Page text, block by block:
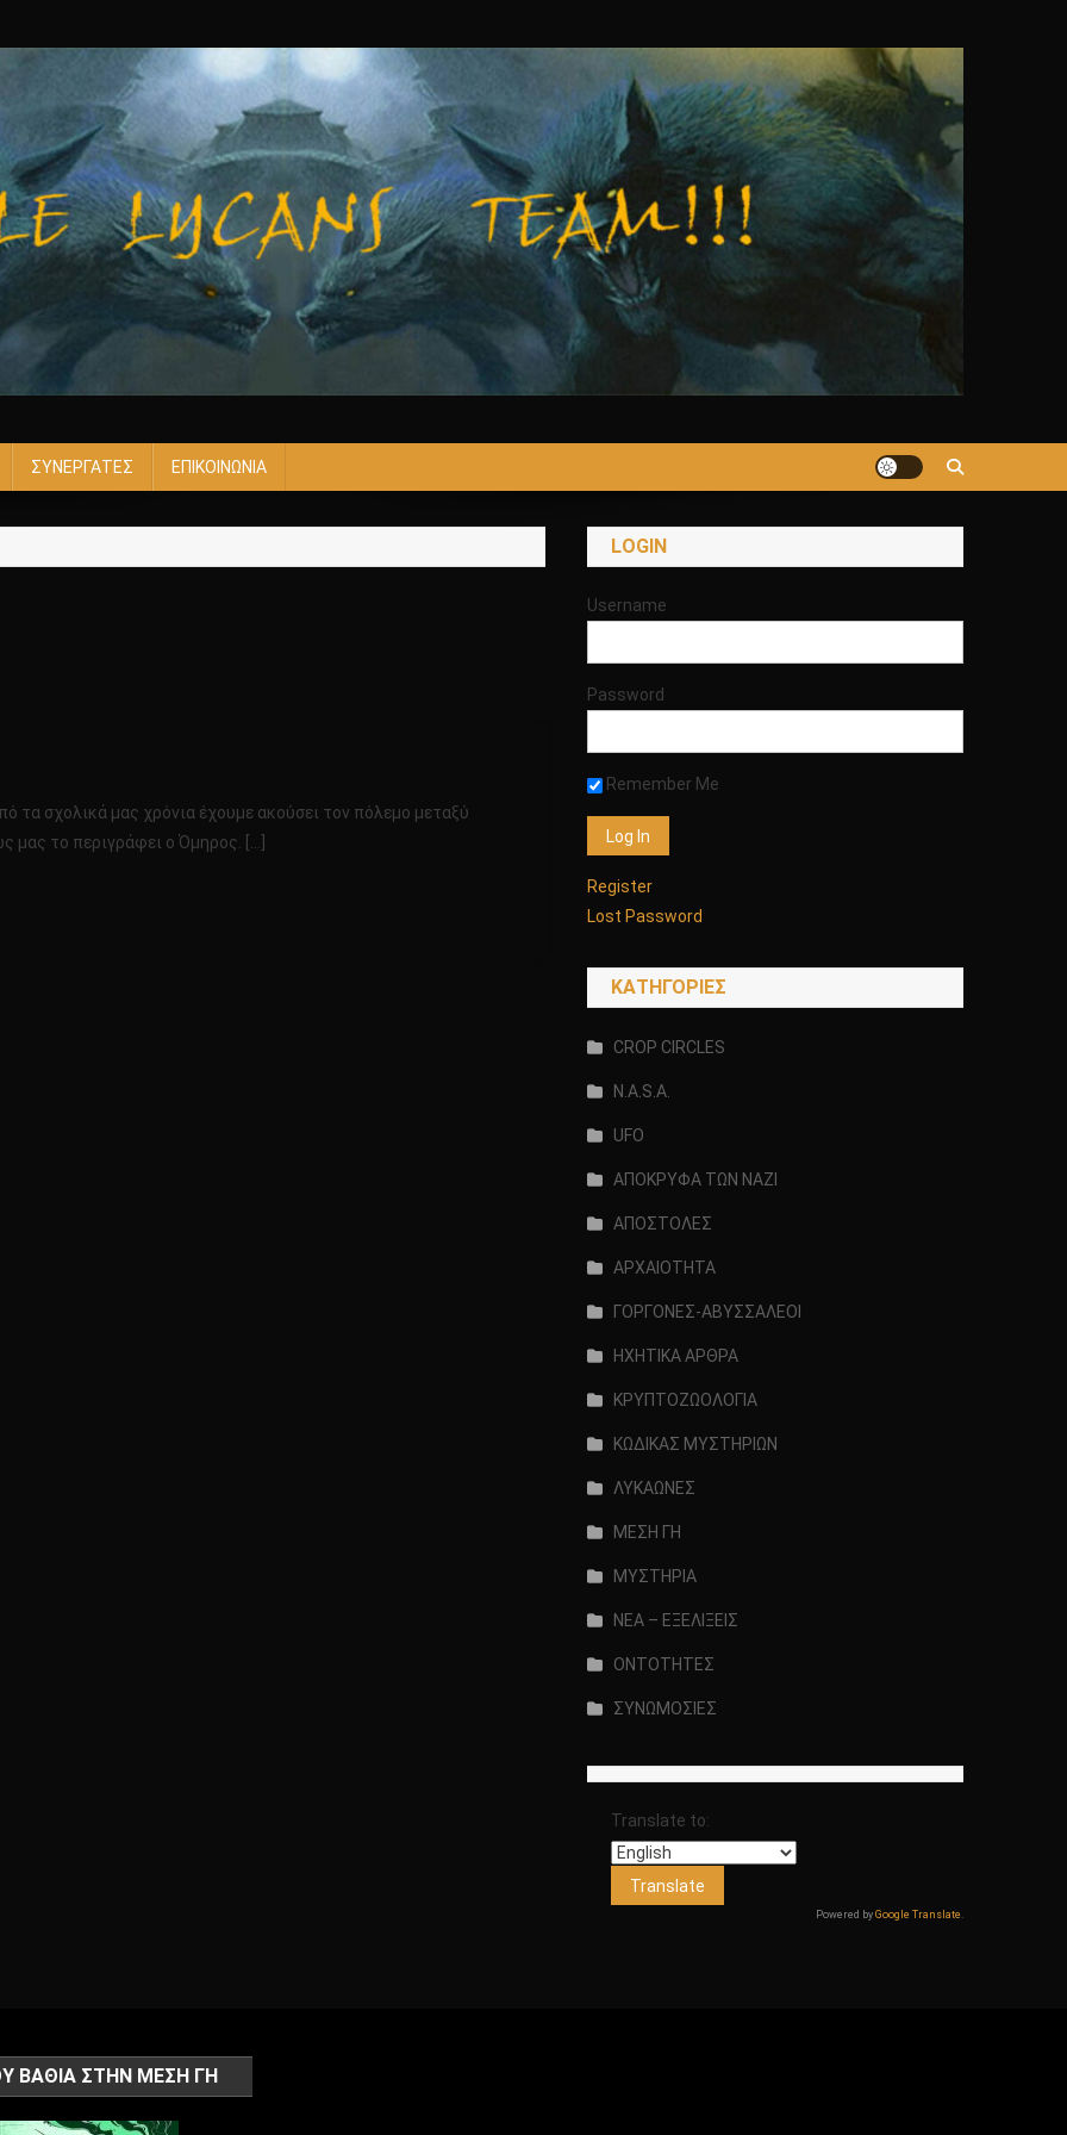
ΣΥΝΕΡΓΑΤΕΣ ΕΠΙΚΟΙΝΩΝΙΑ
τα σχολικά μας χρόνια έχουμε ακούσει τον πόλεμο μεταξύ
μας το περιγράφει ο Όμηρος. […]
LOGIN
Username
Password
Remember Me
Register
Lost Password
KΑΤΗΓΟΡΊΕΣ
CROP CIRCLES
N.A.S.A.
UFO
ΑΠΟΚΡΥΦΑ ΤΩΝ ΝΑΖΙ
ΑΠΟΣΤΟΛΕΣ
ΑΡΧΑΙΟΤΗΤΑ
ΓΟΡΓΟΝΕΣ-ΑΒΥΣΣΑΛΕΟΙ
ΗΧΗΤΙΚΑ ΑΡΘΡΑ
ΚΡΥΠΤΟΖΩΟΛΟΓΙΑ
ΚΩΔΙΚΑΣ ΜΥΣΤΗΡΙΩΝ
ΛΥΚΑΩΝΕΣ
ΜΕΣΗ ΓΗ
ΜΥΣΤΗΡΙΑ
ΝΕΑ – ΕΞΕΛΙΞΕΙΣ
ΟΝΤΟΤΗΤΕΣ
ΣΥΝΩΜΟΣΙΕΣ
Translate to:
Powered by Google Translate .
ΒΑΘΙΑ ΣΤΗΝ ΜΕΣΗ ΓΗ